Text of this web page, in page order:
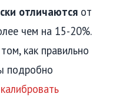
отличаются от
чем на 15-20%.
как правильно
подробно